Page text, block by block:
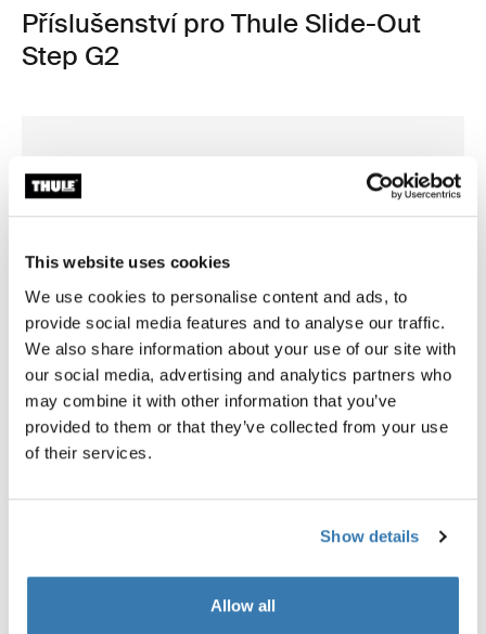
This website uses cookies
We use cookies to personalise content and ads, to
provide social media features and to analyse our traffic.
We also share information about your use of our site with
our social media, advertising and analytics partners who
may combine it with other information that you’ve
provided to them or that they’ve collected from your use
of their services.
Show details
Allow all
Příslušenství pro Thule Slide-Out
Step G2